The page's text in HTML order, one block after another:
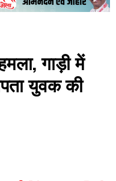
गाड़ी में
युवक की